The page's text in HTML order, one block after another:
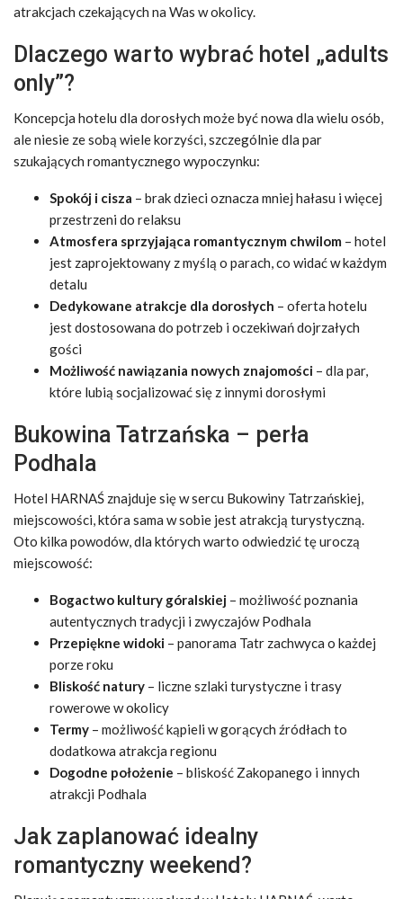
atrakcjach czekających na Was w okolicy.
Dlaczego warto wybrać hotel „adults
only”?
Koncepcja hotelu dla dorosłych może być nowa dla wielu osób,
ale niesie ze sobą wiele korzyści, szczególnie dla par
szukających romantycznego wypoczynku:
Spokój i cisza – brak dzieci oznacza mniej hałasu i więcej
przestrzeni do relaksu
Atmosfera sprzyjająca romantycznym chwilom – hotel
jest zaprojektowany z myślą o parach, co widać w każdym
detalu
Dedykowane atrakcje dla dorosłych – oferta hotelu
jest dostosowana do potrzeb i oczekiwań dojrzałych
gości
Możliwość nawiązania nowych znajomości – dla par,
które lubią socjalizować się z innymi dorosłymi
Bukowina Tatrzańska – perła
Podhala
Hotel HARNAŚ znajduje się w sercu Bukowiny Tatrzańskiej,
miejscowości, która sama w sobie jest atrakcją turystyczną.
Oto kilka powodów, dla których warto odwiedzić tę uroczą
miejscowość:
Bogactwo kultury góralskiej – możliwość poznania
autentycznych tradycji i zwyczajów Podhala
Przepiękne widoki – panorama Tatr zachwyca o każdej
porze roku
Bliskość natury – liczne szlaki turystyczne i trasy
rowerowe w okolicy
Termy – możliwość kąpieli w gorących źródłach to
dodatkowa atrakcja regionu
Dogodne położenie – bliskość Zakopanego i innych
atrakcji Podhala
Jak zaplanować idealny
romantyczny weekend?